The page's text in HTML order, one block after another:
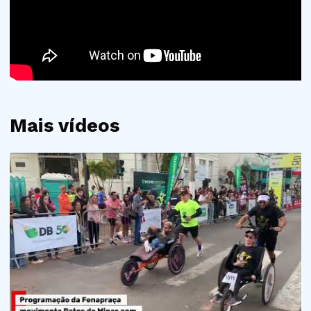
Mais vídeos